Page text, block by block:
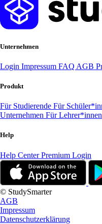
Unternehmen
Login Impressum FAQ AGB
Produkt
Für Studierende Für
Unternehmen Für Lehrer*innen
Help
Help CenterPremium Login
© StudySmarter
AGB
Impressum
Datenschutzerklärung